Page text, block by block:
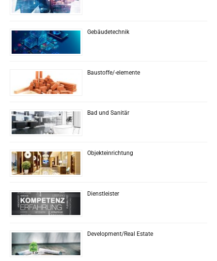
Gebäudetechnik
Baustoffe/-elemente
Bad und Sanitär
Objekteinrichtung
Dienstleister
Development/Real Estate